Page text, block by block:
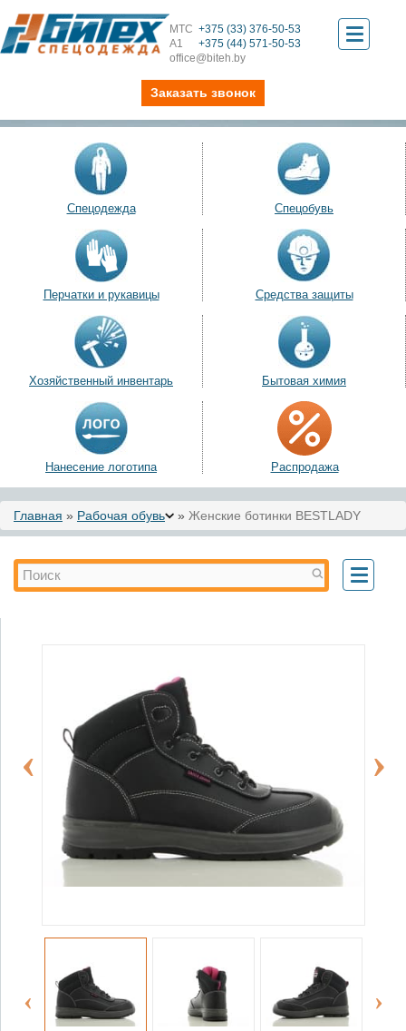
МТС +375 (33) 376-50-53
А1
+375 (44) 571-50-53
office@biteh.by
Toggle
Заказать звонок
Спецодежда Спецобувь
Перчатки и рукавицы Средства защиты
Хозяйственный инвентарь Бытовая химия
Нанесение логотипа Распродажа
Вы здесь
Главная » Рабочая обувь » Женские ботинки BESTLADY
Форма поиска
Поиск
Toggle